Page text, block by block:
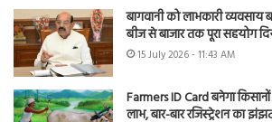
बागवानी को लाभकारी व्यवसाय
बीज से बाजार तक पूरा सहयोग
15 July 2026 - 11:43 AM
Farmers ID Card बनेगा
लाभ, बार-बार रजिस्ट्रेशन का